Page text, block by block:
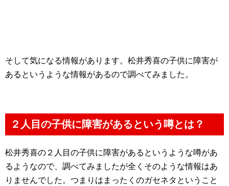
そして気になる情報があります。松井秀喜の子供に障害が
あるというような情報があるので調べてみました。
２人目の子供に障害があるという噂とは？
松井秀喜の２人目の子供に障害があるというような噂があ
るようなので、調べてみましたが全くそのような情報はあ
りませんでした。つまりはまったくのガセネタということ